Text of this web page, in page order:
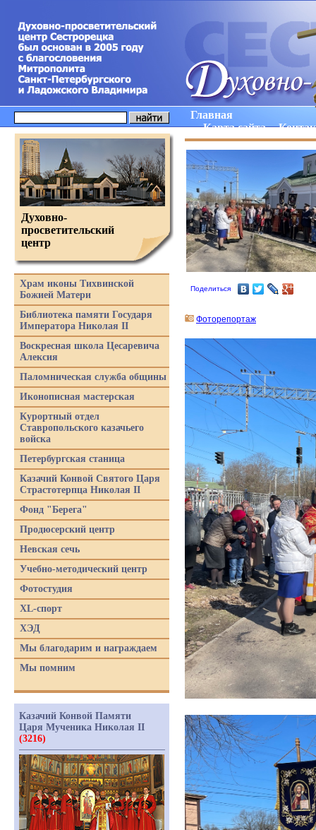
Главная
Карта сайта
Поделиться
Фоторепортаж
Духовно-
просветительский
центр
Храм иконы Тихвинской
Божией Матери
Библиотека памяти Государя
Императора Николая II
Воскресная школа Цесаревича
Алексия
Паломническая служба общины
Иконописная мастерская
Курортный отдел
Ставропольского казачьего
войска
Петербургская станица
Казачий Конвой Святого Царя
Страстотерпца Николая II
Фонд "Берега"
Продюсерский центр
Невская сечь
Учебно-методический центр
Фотостудия
XL-спорт
ХЭД
Мы благодарим и награждаем
Мы помним
Казачий Конвой Памяти
Царя Мученика Николая II
(3216)